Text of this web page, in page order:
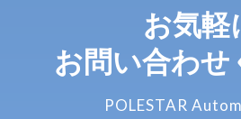
お気軽
お問い合わせ
POLESTAR